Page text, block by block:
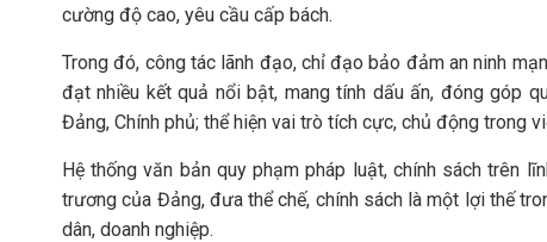
cường độ cao, yêu cầu cấp bách.
Trong đó, công tác lãnh đạo, chỉ đạo bảo đảm an ninh
đạt nhiều kết quả nổi bật, mang tính dấu ấn, đóng góp
Đảng, Chính phủ; thể hiện vai trò tích cực, chủ động trong
Hệ thống văn bản quy phạm pháp luật, chính sách trên
trương của Đảng, đưa thể chế, chính sách là một lợi thế
dân, doanh nghiệp.